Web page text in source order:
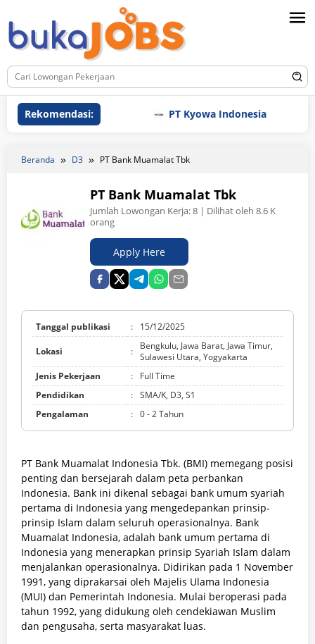
ke
konten
Rekomendasi: PT Kyowa Indonesia
Beranda D3 PT Bank Muamalat Tbk
PT Bank Muamalat Tbk
Jumlah Lowongan Kerja:8 | Dilihat oleh 8.6 K
orang
Apply Here
Tanggal publikasi : 15/12/2025
Lokasi :
Bengkulu, Jawa Barat, Jawa Timur,
Sulawesi Utara, Yogyakarta
Jenis Pekerjaan
:
Full Time
Pendidikan
: SMA/K, D3, S1
Pengalaman
: 0 - 2 Tahun
PT Bank Muamalat Indonesia Tbk. (BMI) memegang posisi
penting dan bersejarah dalam peta perbankan
Indonesia. Bank ini dikenal sebagai bank umum syariah
pertama di Indonesia yang mengedepankan prinsip-
prinsip Islam dalam seluruh operasionalnya. Bank
Muamalat Indonesia, adalah bank umum pertama di
Indonesia yang menerapkan prinsip Syariah Islam dalam
menjalankan operasionalnya. Didirikan pada 1 November
1991, yang diprakarsai oleh Majelis Ulama Indonesia
(MUI) dan Pemerintah Indonesia. Mulai beroperasi pada
tahun 1992, yang didukung oleh cendekiawan Muslim
dan pengusaha, serta masyarakat luas.